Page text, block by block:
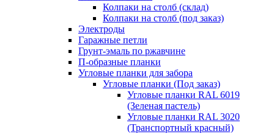
Колпаки на столб (склад)
Колпаки на столб (под заказ)
Электроды
Гаражные петли
Грунт-эмаль по ржавчине
П-образные планки
Угловые планки для забора
Угловые планки (Под заказ)
Угловые планки RAL 6019
(Зеленая пастель)
Угловые планки RAL 3020
(Транспортный красный)